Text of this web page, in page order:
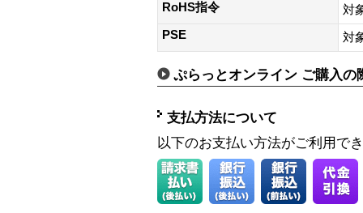
RoHS指令
対
PSE
対
ぷらっとオンライン ご購入の
支払方法について
以下のお支払い方法がご利用で